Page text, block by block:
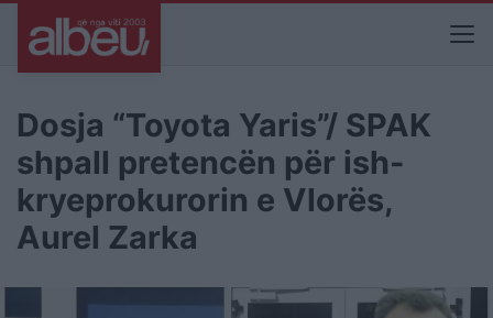
Dosja “Toyota Yaris”/ SPAK
shpall pretencën për ish-
kryeprokurorin e Vlorës,
Aurel Zarka